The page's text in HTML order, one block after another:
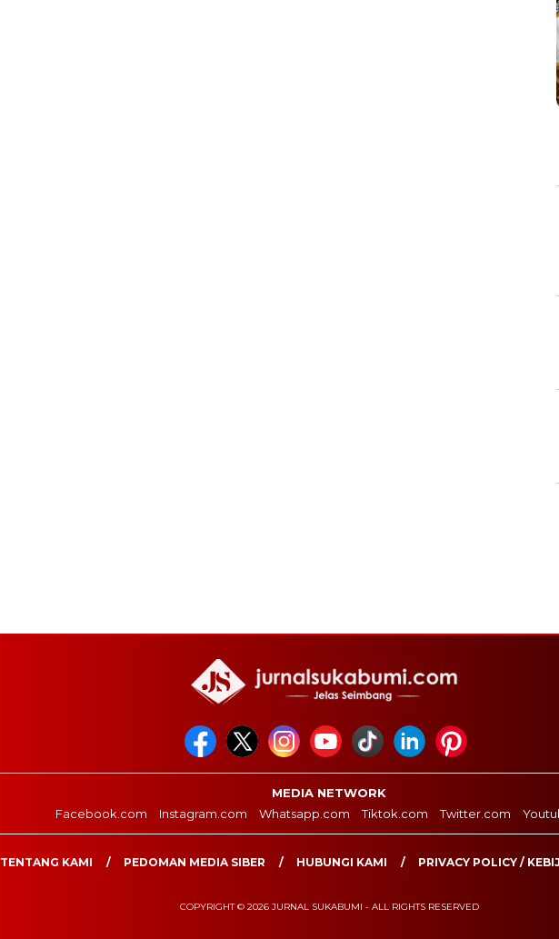
MEDIA NETWORK
Facebook.com
Instagram.com Whatsapp.com Tiktok.com Twitter.com
TENTANG KAMI PEDOMAN MEDIA SIBER HUBUNGI KAMI PRIVACY POLICY /
COPYRIGHT © 2026 JURNAL SUKABUMI - ALL RIGHTS RESERVED